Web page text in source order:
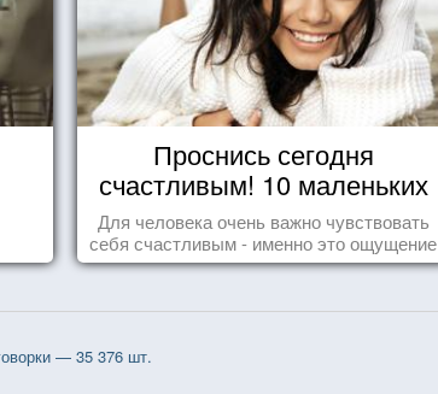
Проснись сегодня
счастливым! 10 маленьких
радостей настоящего
Счастья
Для человека очень важно чувствовать
себя счастливым - именно это ощущение
дарит позитивные эмоции и превращает
— 35 376 шт.